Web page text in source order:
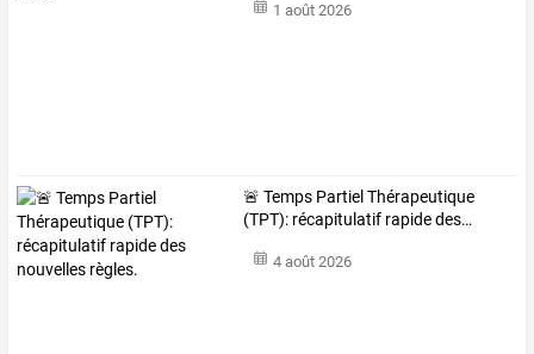
1 août 2026
🚨 Temps Partiel Thérapeutique
(TPT): récapitulatif rapidedes…
4 août 2026